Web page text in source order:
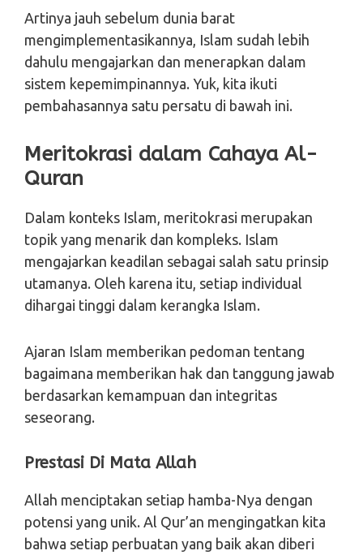
Artinya jauh sebelum dunia barat
mengimplementasikannya, Islam sudah lebih
dahulu mengajarkan dan menerapkan dalam
sistem kepemimpinannya. Yuk, kita ikuti
pembahasannya satu persatu di bawah ini.
Meritokrasi dalam Cahaya Al-
Quran
Dalam konteks Islam, meritokrasi merupakan
topik yang menarik dan kompleks. Islam
mengajarkan keadilan sebagai salah satu prinsip
utamanya. Oleh karena itu, setiap individual
dihargai tinggi dalam kerangka Islam.
Ajaran Islam memberikan pedoman tentang
bagaimana memberikan hak dan tanggung jawab
berdasarkan kemampuan dan integritas
seseorang.
Prestasi Di Mata Allah
Allah menciptakan setiap hamba-Nya dengan
potensi yang unik. Al Qur’an mengingatkan kita
bahwa setiap perbuatan yang baik akan diberi